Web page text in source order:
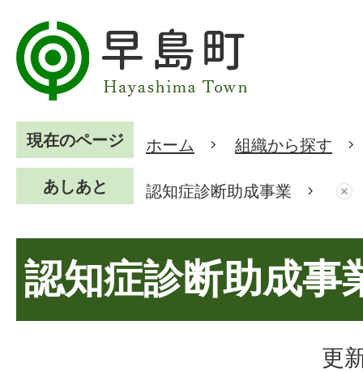
現在のページ ホーム 組織から探す
あしあと 認知症診断助成事業
認知症診断助成事
更